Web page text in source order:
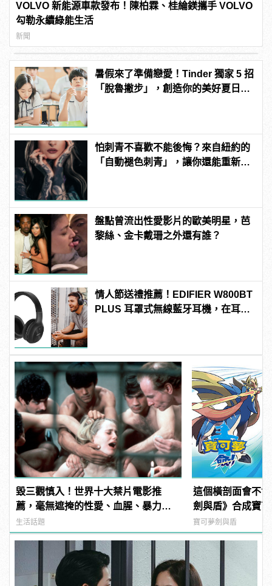
VOLVO 新能源車款發布！陳柏霖、桂綸鎂攜手 VOLVO
勾勒永續綠能生活
新聞
暑假來了準備戀愛！Tinder 獨家 5 招
「脫魯撇步」，創造你的美好夏日戀
怕刺青不喜歡不能後悔？來自紐約的
「自動褪色刺青」，讓你還能重新來
盤點曾流出性愛影片的歐美明星，芭
黎絲、金卡戴珊之外還有誰？
情人節送禮推薦！EDIFIER W800BT
PLUS 耳罩式無線藍牙耳機，在耳邊
毀三觀慎入！世界十大禁片電影推
薦，毫無遮掩的性愛、血腥、暴力、
噁心到極致！
生活話題
這個橫剖面會不
劍與盾》合成寶
思！？
寶可夢劍與盾